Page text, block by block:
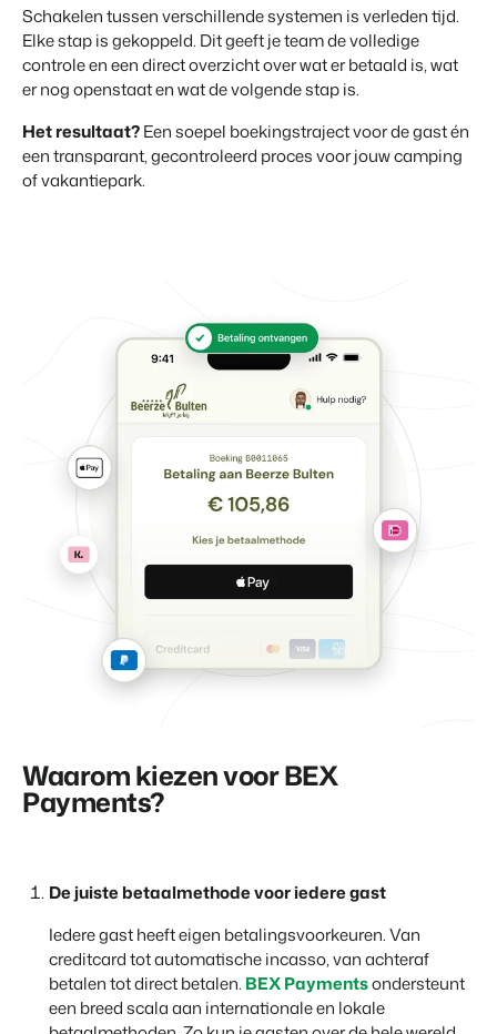
Schakelen tussen verschillende systemen is verleden tijd.
Elke stap is gekoppeld. Dit geeft je team de volledige
controle en een direct overzicht over wat er betaald is, wat
er nog openstaat en wat de volgende stap is.
Het resultaat?Een soepel boekingstraject voor de gast én
een transparant, gecontroleerd proces voor jouw camping
of vakantiepark.
Waarom kiezen voor BEX
Payments?
De juiste betaalmethode voor iedere gast
Iedere gast heeft eigen betalingsvoorkeuren. Van
creditcard tot automatische incasso, van achteraf
betalen tot direct betalen. BEX Paymentsondersteunt
een breed scala aan internationale en lokale